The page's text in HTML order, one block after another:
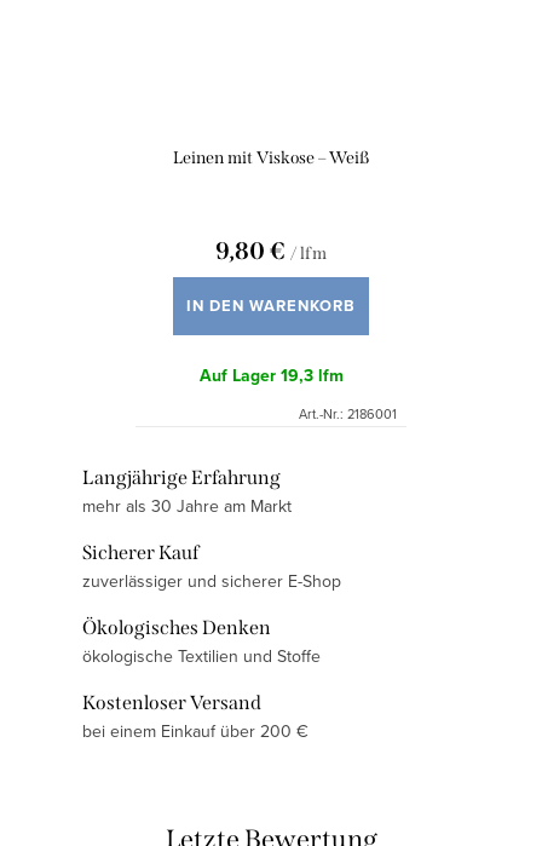
Leinen mit Viskose – Weiß
9,80 € / lfm
IN DEN WARENKORB
Auf Lager19,3 lfm
Art.-Nr.: 2186001
Langjährige Erfahrung
mehr als 30 Jahre am Markt
Sicherer Kauf
zuverlässiger und sicherer E-Shop
Ökologisches Denken
ökologische Textilien und Stoffe
Kostenloser Versand
bei einem Einkauf über 200 €
Letzte Bewertung